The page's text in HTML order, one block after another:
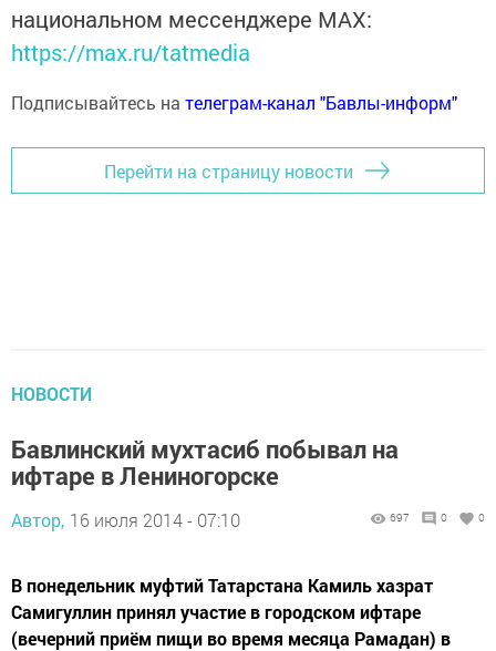
национальном мессенджере MАХ:
https://max.ru/tatmedia
Подписывайтесь на телеграм-канал "Бавлы-информ"
Перейти на страницу новости
НОВОСТИ
Бавлинский мухтасиб побывал на
ифтаре в Лениногорске
Автор, 16 июля 2014 - 07:10 697 0 0
В понедельник муфтий Татарстана Камиль хазрат
Самигуллин принял участие в городском ифтаре
(вечерний приём пищи во время месяца Рамадан) в